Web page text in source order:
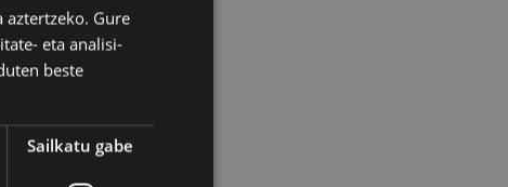
BASQUE
SPANISH
Gure
eta analisi-
beste
Sailkatu gabe